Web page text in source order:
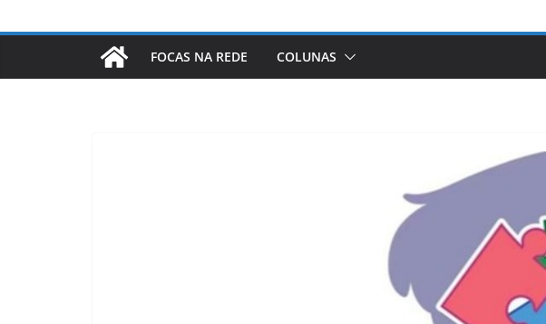
FOCAS NA REDE COLUNAS